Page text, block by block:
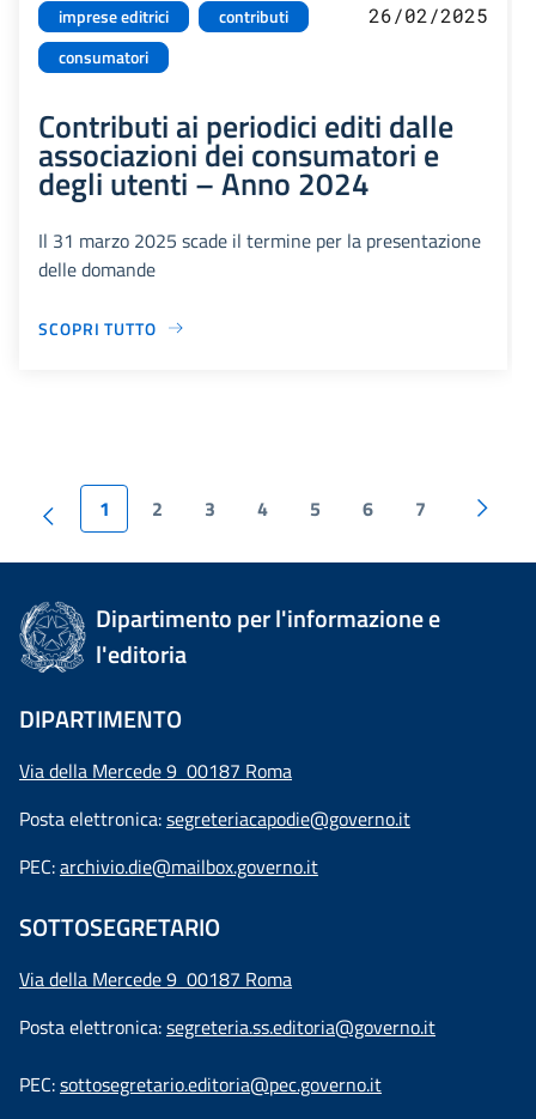
imprese editrici
contributi
consumatori
26/02/2025
Contributi ai periodici editi dalle
associazioni dei consumatori e
degli utenti – Anno 2024
Il 31 marzo 2025 scade il termine per la presentazione
delle domande
SCOPRI TUTTO
1 2 3 4 5 6 7
Dipartimento per l'informazione e
l'editoria
DIPARTIMENTO
Via della Mercede 9 00187 Roma
Posta elettronica:segreteriacapodie@governo.it
PEC:archivio.die@mailbox.governo.it
SOTTOSEGRETARIO
Via della Mercede 9 00187 Roma
Posta elettronica:segreteria.ss.editoria@governo.it
PEC:sottosegretario.editoria@pec.governo.it